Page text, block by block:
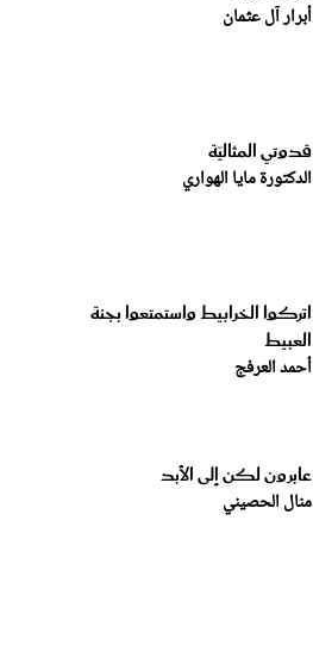
أبرار آل عثمان
قدوتي المثاليّة
الدكتورة مايا الهواري
اتركوا الخرابيط واستمتعوا بجنة
العبيط
أحمد العرفج
عابرون لكن إلى الأبد
منال الحصيني